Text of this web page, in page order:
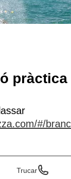
pràctica
#/
Trucar